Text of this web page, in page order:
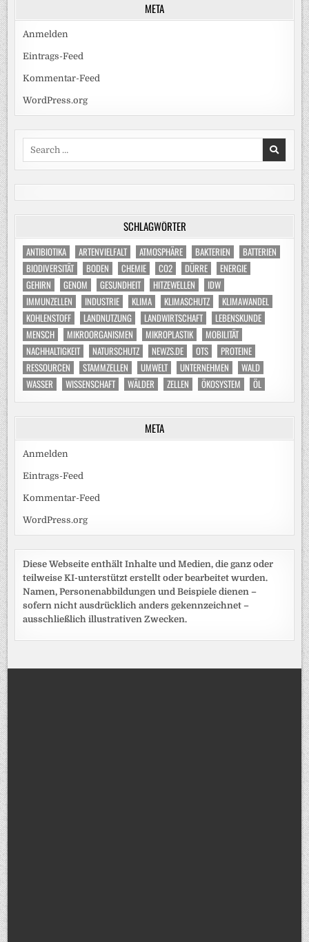
META
Anmelden
Eintrags-Feed
Kommentar-Feed
WordPress.org
Search
SCHLAGWÖRTER
ANTIBIOTIKA ARTENVIELFALT ATMOSPHÄRE BAKTERIEN
BATTERIEN
BIODIVERSITÄT
BODEN CHEMIE CO2 DÜRRE
ENERGIE
GEHIRN
GENOM GESUNDHEIT HITZEWELLEN
IDW
IMMUNZELLEN
INDUSTRIE KLIMA KLIMASCHUTZ
KLIMAWANDEL
KOHLENSTOFF
LANDNUTZUNG LANDWIRTSCHAFT
LEBENSKUNDE
MENSCH
MIKROORGANISMEN MIKROPLASTIK
MOBILITÄT
NACHHALTIGKEIT
NATURSCHUTZ NEWZS.DE OTS
PROTEINE
RESSOURCEN
STAMMZELLEN UMWELT UNTERNEHMEN
WALD
WASSER
WISSENSCHAFT WÄLDER ZELLEN ÖKOSYSTEM ÖL
META
Anmelden
Eintrags-Feed
Kommentar-Feed
WordPress.org
Diese Webseite enthält Inhalte und Medien, die ganz oder
teilweise KI-unterstützt erstellt oder bearbeitet wurden.
Namen, Personenabbildungen und Beispiele dienen –
sofern nicht ausdrücklich anders gekennzeichnet –
ausschließlich illustrativen Zwecken.